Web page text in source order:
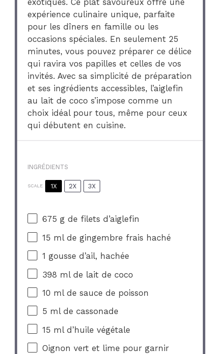
exotiques. Ce plat savoureux offre une
expérience culinaire unique, parfaite
pour les dîners en famille ou les
occasions spéciales. En seulement 25
minutes, vous pouvez préparer ce délice
qui ravira vos papilles et celles de vos
invités. Avec sa simplicité de préparation
et ses ingrédients accessibles, l’aiglefin
au lait de coco s’impose comme un
choix idéal pour tous, même pour ceux
qui débutent en cuisine.
INGRÉDIENTS
SCALE 1X 2X 3X
675 g de filets d’aiglefin
15 ml de gingembre frais haché
1 gousse d’ail, hachée
398 ml de lait de coco
10 ml de sauce de poisson
5 ml de cassonade
15 ml d’huile végétale
Oignon vert et lime pour garnir